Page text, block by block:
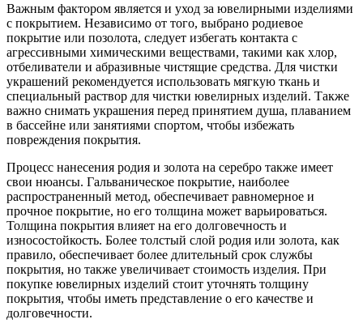
Важным фактором является и уход за ювелирными изделиями
с покрытием. Независимо от того, выбрано родиевое
покрытие или позолота, следует избегать контакта с
агрессивными химическими веществами, такими как хлор,
отбеливатели и абразивные чистящие средства. Для чистки
украшений рекомендуется использовать мягкую ткань и
специальный раствор для чистки ювелирных изделий. Также
важно снимать украшения перед принятием душа, плаванием
в бассейне или занятиями спортом, чтобы избежать
повреждения покрытия.
Процесс нанесения родия и золота на серебро также имеет
свои нюансы. Гальваническое покрытие, наиболее
распространенный метод, обеспечивает равномерное и
прочное покрытие, но его толщина может варьироваться.
Толщина покрытия влияет на его долговечность и
износостойкость. Более толстый слой родия или золота, как
правило, обеспечивает более длительный срок службы
покрытия, но также увеличивает стоимость изделия. При
покупке ювелирных изделий стоит уточнять толщину
покрытия, чтобы иметь представление о его качестве и
долговечности.